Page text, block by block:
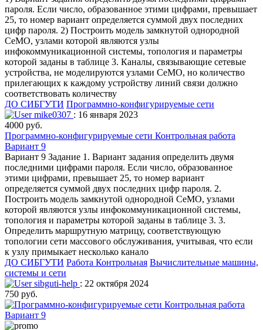
пароля. Если число, образованное этими цифрами, превышает
25, то номер вариант определяется суммой двух последних
цифр пароля. 2) Построить модель замкнутой однородной
СеМО, узлами которой являются узлы
инфокоммуникационной системы, топология и параметры
которой заданы в таблице 3. Каналы, связывающие сетевые
устройства, не моделируются узлами СеМО, но количество
прилегающих к каждому устройству линий связи должно
соответствовать количеству
ДО СИБГУТИ Программно-конфигурируемые сети
mike0307 : 16 января 2023
4000 руб.
Программно-конфигурируемые сети Контрольная работа
Вариант 9
Вариант 9 Задание 1. Вариант задания определить двумя
последними цифрами пароля. Если число, образованное
этими цифрами, превышает 25, то номер вариант
определяется суммой двух последних цифр пароля. 2.
Построить модель замкнутой однородной СеМО, узлами
которой являются узлы инфокоммуникационной системы,
топология и параметры которой заданы в таблице 3. 3.
Определить маршрутную матрицу, соответствующую
топологии сети массового обслуживания, учитывая, что если
к узлу примыкает несколько канало
ДО СИБГУТИ Работа Контрольная Вычислительные машины,
системы и сети
sibguti-help : 22 октября 2024
750 руб.